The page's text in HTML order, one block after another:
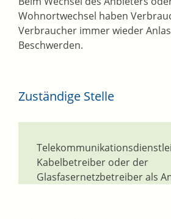
Wohnortwechsel haben
Verbraucher immer wieder
Beschwerden.
Zuständige Stelle
Kabelbetreiber oder der
Glasfasernetzbetreiber als